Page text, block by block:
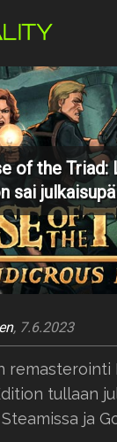
of the Triad:
sai
, 7.6.2023
remasterointi
tullaan
ja